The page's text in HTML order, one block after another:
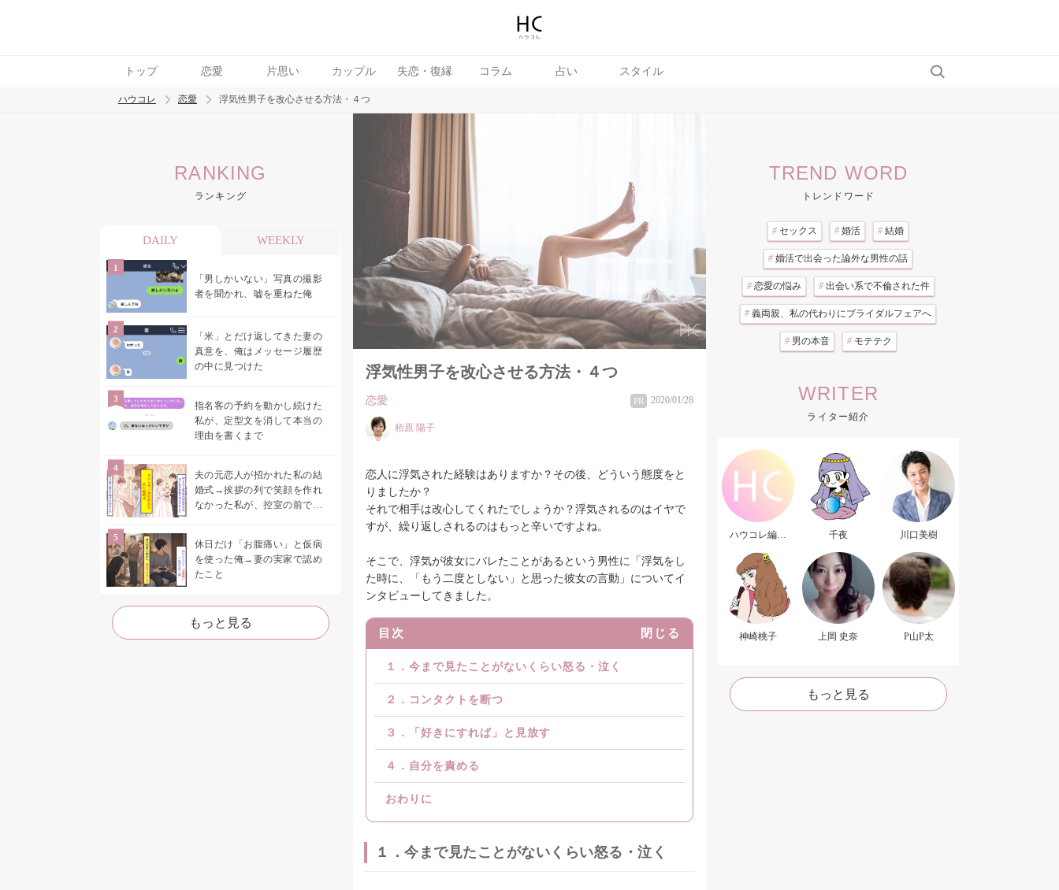
トップ 恋愛 片思い カップル 失恋・復縁 コラム 占い スタイル
トレンド ワード
ハウコレ 恋愛 浮気性男子を改心させる方法・４つ
RANKING
ランキング
DAILY WEEKLY
「男しかいない」写真の撮影
者を聞かれ、嘘を重ねた俺
「米」とだけ返してきた妻の
真意を、俺はメッセージ履歴
の中に見つけた
指名客の予約を動かし続けた
私が、定型文を消して本当の
理由を書くまで
夫の元恋人が招かれた私の結
婚式→挨拶の列で笑顔を作れ
なかった私が、控室の前で彼
休日だけ「お腹痛い」と仮病
を使った俺→妻の実家で認め
たこと
もっと見る
浮気性男子を改心させる方法・４つ
恋愛 PR 2020/01/28
栢原 陽子
恋人に浮気された経験はありますか？その後、どういう態度をと
りましたか？
それで相手は改心してくれたでしょうか？浮気されるのはイヤで
すが、繰り返しされるのはもっと辛いですよね。
そこで、浮気が彼女にバレたことがあるという男性に「浮気をし
た時に、「もう二度としない」と思った彼女の言動」についてイ
ンタビューしてきました。
目次 閉じる
１．今まで見たことがないくらい怒る・泣く
２．コンタクトを断つ
３．「好きにすれば」と見放す
４．自分を責める
おわりに
１．今まで見たことがないくらい怒る・泣く
TREND WORD
トレンドワード
# セックス # 婚活 # 結婚
# 婚活で出会った論外な男性の話
# 恋愛の悩み # 出会い系で不倫された件
# 義両親、私の代わりにブライダルフェアへ
# 男の本音 # モテテク
WRITER
ライター紹介
ハウコレ編集
千夜 川口美樹
神崎桃子 上岡 史奈 P山P太
もっと見る